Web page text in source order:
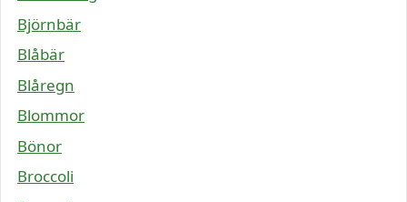
Björnbär
Blåbär
Blåregn
Blommor
Bönor
Broccoli